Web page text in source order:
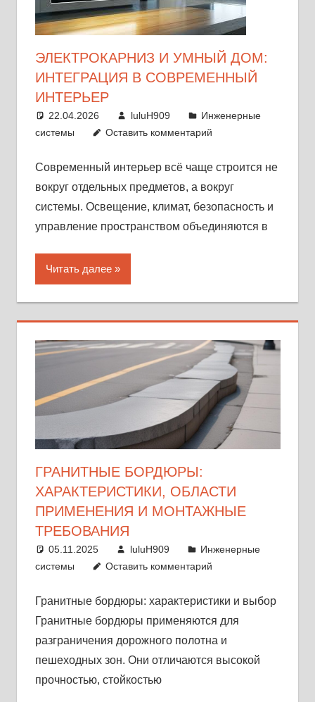
ЭЛЕКТРОКАРНИЗ И УМНЫЙ ДОМ:
ИНТЕГРАЦИЯ В СОВРЕМЕННЫЙ
ИНТЕРЬЕР
22.04.2026 luluH909
Инженерные
системы
Оставить комментарий
Современный интерьер всё чаще строится не
вокруг отдельных предметов, а вокруг
системы. Освещение, климат, безопасность и
управление пространством объединяются в
Читать далее
ГРАНИТНЫЕ БОРДЮРЫ:
ХАРАКТЕРИСТИКИ, ОБЛАСТИ
ПРИМЕНЕНИЯ И МОНТАЖНЫЕ
ТРЕБОВАНИЯ
05.11.2025 luluH909
Инженерные
системы
Оставить комментарий
Гранитные бордюры: характеристики и выбор
Гранитные бордюры применяются для
разграничения дорожного полотна и
пешеходных зон. Они отличаются высокой
прочностью, стойкостью